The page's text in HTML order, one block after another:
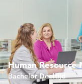
Human Resource
Bachelor Deeltijd